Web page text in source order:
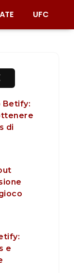
UFC
Betify:
di
e